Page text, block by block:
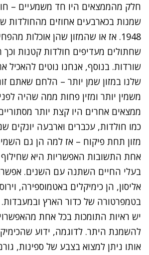
חלק מהממצאים היו חד משמעיים –
שמנות בכארבעים אחוזים מהחולדות
1948. אז או שהמזון שהן אוכלות
שחתולים מעדיפים חולדות קטנות
שורדות. בנוסף, אנחנו נוטים להאכיל
שלנו במזון שמן יותר – הלחם שאתם
משמין יותר ומזין פחות ממה שהיה
ממצאים אחרים היו קצת יותר
כמו חולדות, עכברים וארבעה יונקים
מזון תחת פיקוח – אז למה הן גם
אחת התשובות האפשריות היא
בעלי החיים השתנה עם השנים.
אליסון, הן כימיקלים באטמוספירה,
בטמפרטורה של כדור הארץ ובמעבדות.
יש ראיות התומכות בכל אחת
להשמנת היתר. לדוגמה, ידוע שהכימיקל
אותו ניתן למצוא בצבע של ספינות,